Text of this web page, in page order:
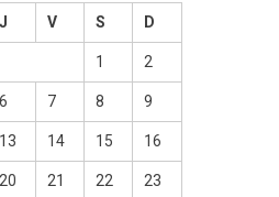
J V S D
1 2
6 7 8 9
13 14 15 16
20 21 22 23